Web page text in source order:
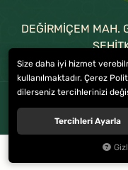
DEĞİRMİÇEM MAH.
0
© 2023
Size daha iyi hizmet
kullanılmaktadır. Çerez
dilerseniz tercihlerinizi
Tercihleri Ayarla